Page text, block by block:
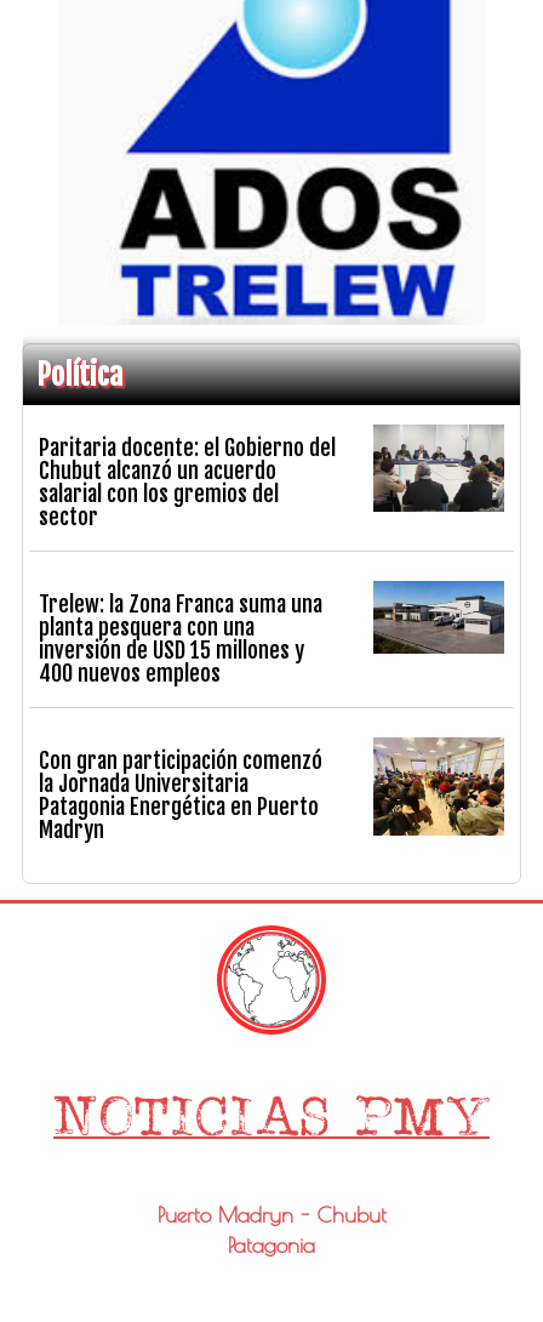
Política
Paritaria docente: el Gobierno del
Chubut alcanzó un acuerdo
salarial con los gremios del
sector
Trelew: la Zona Franca suma una
planta pesquera con una
inversión de USD 15 millones y
400 nuevos empleos
Con gran participación comenzó
la Jornada Universitaria
Patagonia Energética en Puerto
Madryn
Puerto Madryn - Chubut
Patagonia